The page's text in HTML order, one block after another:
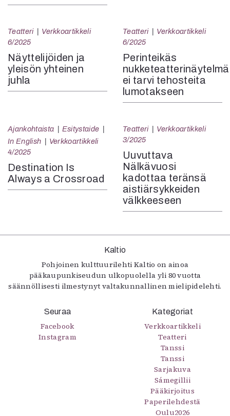
Teatteri
Verkkoartikkeli
6/2025
Näyttelijöiden ja
yleisön yhteinen
juhla
Teatteri
Verkkoartikkeli
6/2025
Perinteikäs
nukketeatterinäytelmä
ei tarvi tehosteita
lumotakseen
Ajankohtaista
Esitystaide
In English
Verkkoartikkeli
4/2025
Destination Is
Always a Crossroad
Teatteri
Verkkoartikkeli
3/2025
Uuvuttava
Nälkävuosi
kadottaa teränsä
aistiärsykkeiden
välkkeeseen
Kaltio
Pohjoinen kulttuurilehti Kaltio on ainoa
pääkaupunkiseudun ulkopuolella yli 80 vuotta
säännöllisesti ilmestynyt valtakunnallinen mielipidelehti.
Seuraa
Facebook
Instagram
Kategoriat
Verkkoartikkeli
Teatteri
Tanssi
Tanssi
Sarjakuva
Sámegillii
Pääkirjoitus
Paperilehdestä
Oulu2026